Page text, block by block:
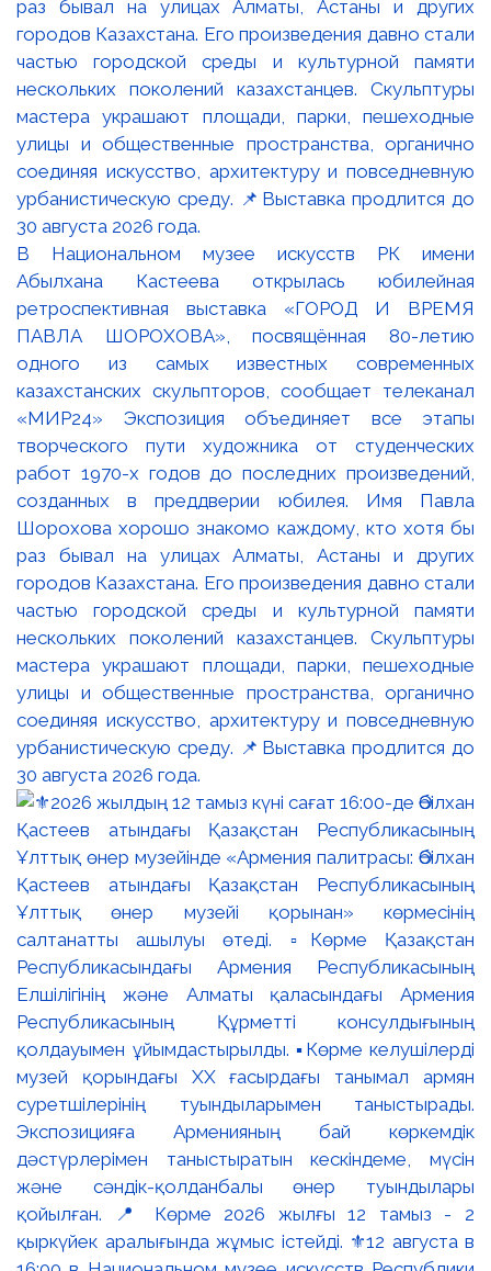
В Национальном музее искусств РК имени
Абылхана Кастеева открылась юбилейная
ретроспективная выставка «ГОРОД И ВРЕМЯ
ПАВЛА ШОРОХОВА», посвящённая 80-летию
одного из самых известных современных
казахстанских скульпторов, сообщает телеканал
«МИР24» Экспозиция объединяет все этапы
творческого пути художника от студенческих
работ 1970-х годов до последних произведений,
созданных в преддверии юбилея. Имя Павла
Шорохова хорошо знакомо каждому, кто хотя бы
раз бывал на улицах Алматы, Астаны и других
городов Казахстана. Его произведения давно стали
частью городской среды и культурной памяти
нескольких поколений казахстанцев. Скульптуры
мастера украшают площади, парки, пешеходные
улицы и общественные пространства, органично
соединяя искусство, архитектуру и повседневную
урбанистическую среду. 📌Выставка продлится до
30 августа 2026 года.